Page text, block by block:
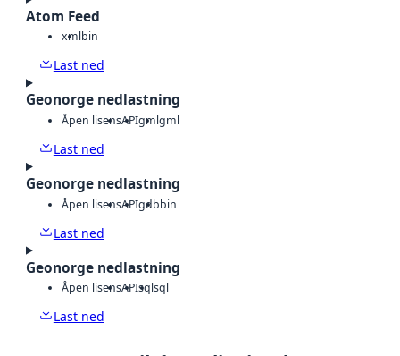
Atom Feed
xmlbin
Last ned
Geonorge nedlastning
Åpen lisensAPIgmlgml
Last ned
Geonorge nedlastning
Åpen lisensAPIgdbbin
Last ned
Geonorge nedlastning
Åpen lisensAPIsqlsql
Last ned